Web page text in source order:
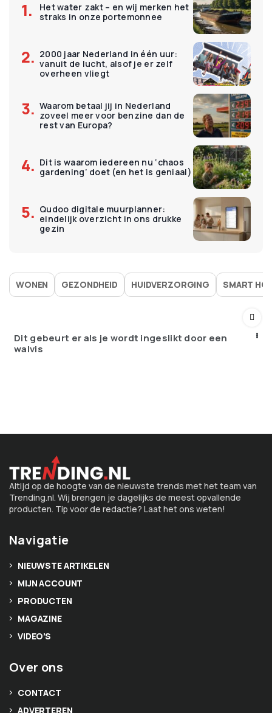
Het water zakt – en wij merken het
straks in onze portemonnee
2000 jaar Nederland in één uur:
vanuit de lucht, alsof je er zelf
overheen vliegt
Waarom betaal jij in Nederland
zoveel meer voor benzine dan de
rest van Europa?
Dit is waarom iedereen nu ‘chaos
gardening’ doet (en het is geniaal)
Qudoo digitale muurplanner:
eindelijk overzicht in ons drukke
gezin
WONEN GEZONDHEID HUIDVERZORGING SMART
Dit gebeurt er als je wordt ingeslikt door een
walvis
Altijd op de hoogte van de nieuwste trends met het team van
Trending.nl. Wij brengen je dagelijks de meest opvallende
producten. Tip voor de redactie? Laat het ons weten!
Navigatie
NIEUWSTE ARTIKELEN
MIJN ACCOUNT
PRODUCTEN
MAGAZINE
VIDEO’S
Over ons
CONTACT
ADVERTEREN